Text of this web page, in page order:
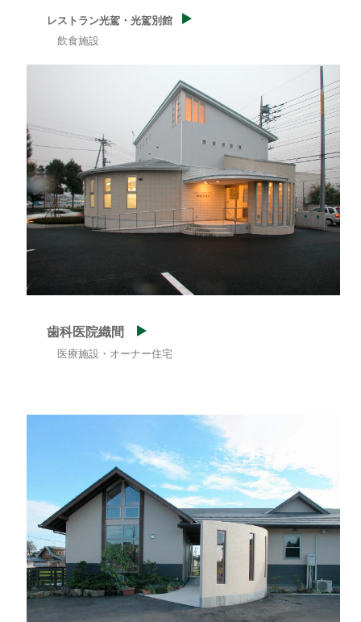
レストラン光駕・光駕別館
飲食施設
歯科医院織間
医療施設・オーナー住宅